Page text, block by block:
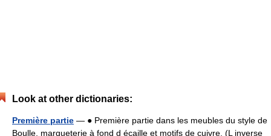
Look at other dictionaries:
Première partie — ● Première partie dans les meubles du style de
Boulle, marqueterie à fond d écaille et motifs de cuivre. (L inverse